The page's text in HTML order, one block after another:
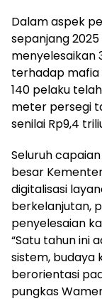
Dalam aspek
sepanjang
menyelesaikan
terhadap mafia
140 pelaku
meter persegi
senilai Rp9,4
Seluruh
besar
digitalisasi
berkelanjutan,
penyelesaian
“Satu tahun ini
sistem, budaya
berorientasi
pungkas